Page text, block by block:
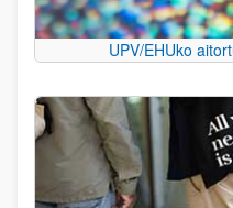
UPV/EHUko